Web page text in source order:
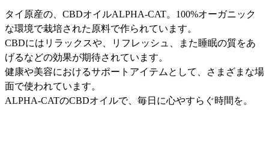
タイ原産の、CBDオイルALPHA-CAT。100%オーガニック
な環境で栽培された原料で作られています。
CBDにはリラックスや、リフレッシュ、また睡眠の質をあ
げるなどの効果が期待されています。
健康や美容におけるサポートアイテムとして、さまざまな場
面で使われています。
ALPHA-CATのCBDオイルで、毎日に心やすらぐ時間を。